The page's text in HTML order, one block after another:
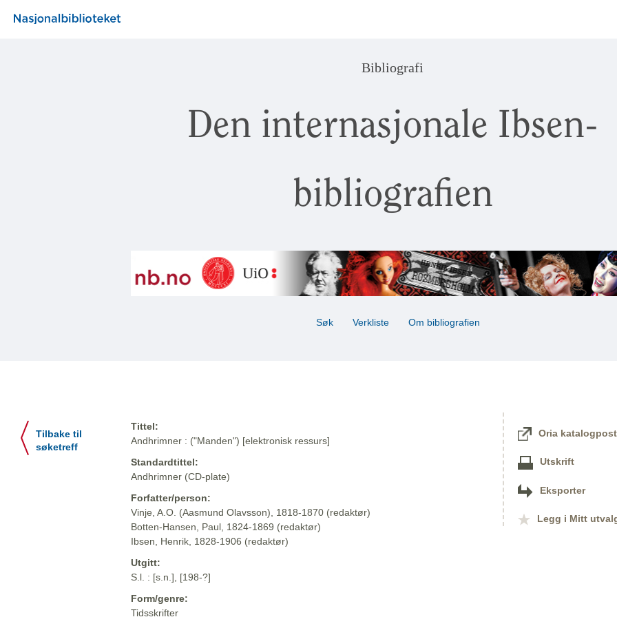
Bibliografi
Den internasjonale Ibsen-
bibliografien
Søk Verkliste Om bibliografien
Tilbake til
søketreff
Tittel:
Andhrimner : ("Manden") [elektronisk ressurs]
Standardtittel:
Andhrimner (CD-plate)
Forfatter/person:
Vinje, A.O. (Aasmund Olavsson), 1818-1870 (redaktør)
Botten-Hansen, Paul, 1824-1869 (redaktør)
Ibsen, Henrik, 1828-1906 (redaktør)
Utgitt:
S.l. : [s.n.], [198-?]
Form/genre:
Tidsskrifter
Oria katalogpost
Utskrift
Eksporter
Legg i Mitt